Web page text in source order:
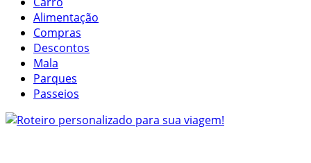
Alimentação
Compras
Descontos
Mala
Parques
Passeios